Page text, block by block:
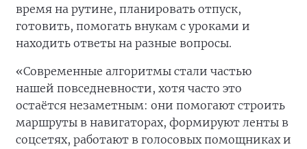
время на рутине, планировать отпуск,
готовить, помогать внукам с уроками и
находить ответы на разные вопросы.
«Современные алгоритмы стали частью
нашей повседневности, хотя часто это
остаётся незаметным: они помогают строить
маршруты в навигаторах, формируют ленты в
соцсетях, работают в голосовых помощниках и